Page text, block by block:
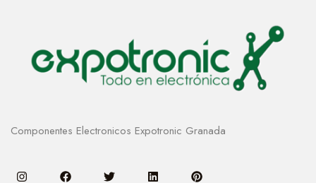
Componentes Electronicos Expotronic Granada